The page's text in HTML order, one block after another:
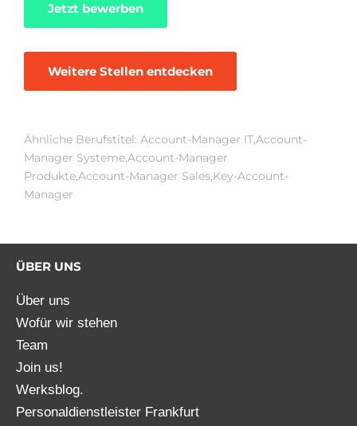
Jetzt bewerben
Weitere Stellen entdecken
Ähnliche Berufstitel: Account-Manager IT,Account-
Manager Systeme,Account-Manager
Produkte,Account-Manager Sales,Key-Account-
Manager
ÜBER UNS
Über uns
Wofür wir stehen
Team
Join us!
Werksblog.
Personaldienstleister Frankfurt